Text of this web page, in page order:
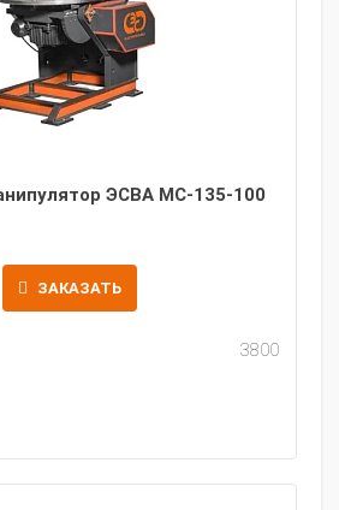
ЭСВА МС-135-100
ЗАКАЗАТЬ
3800